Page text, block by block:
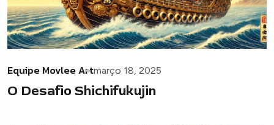
Equipe Movlee Artmarço 18, 2025
O Desafio Shichifukujin